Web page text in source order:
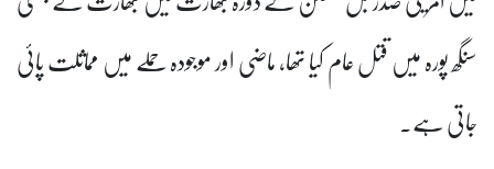
سنگھ پورہ میں قتل عام کیا تھا، ماضی اور موجودہ حملے میں مماثلت پائی
جاتی ہے۔